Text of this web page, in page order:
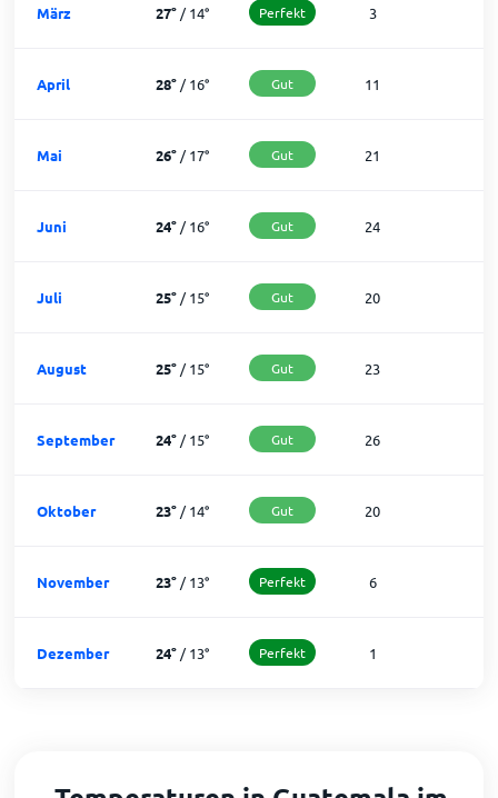
März 27°/14° Perfekt 3
April 28°/16° Gut 11
Mai 26°/17° Gut 21
Juni 24°/16° Gut 24
Juli 25°/15° Gut 20
August 25°/15° Gut 23
September 24°/15° Gut 26
Oktober 23°/14° Gut 20
November 23°/13° Perfekt 6
Dezember 24°/13° Perfekt 1